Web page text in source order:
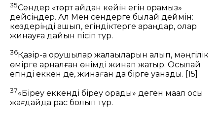
35Сендер «төрт айдан кейін егін орамыз»
дейсіңдер. Ал Мен сендерге былай деймін:
көздеріңді ашып, егіндіктерге қараңдар, олар
жинауға дайын пісіп тұр.
36Қазір-ақ орушылар жалақыларын алып, мәңгілік
өмірге арналған өнімді жинап жатыр. Осылай
егінді еккен де, жинаған да бірге қуанады. [15]
37«Біреу еккенді біреу орады» деген мақал осы
жағдайда рас болып тұр.